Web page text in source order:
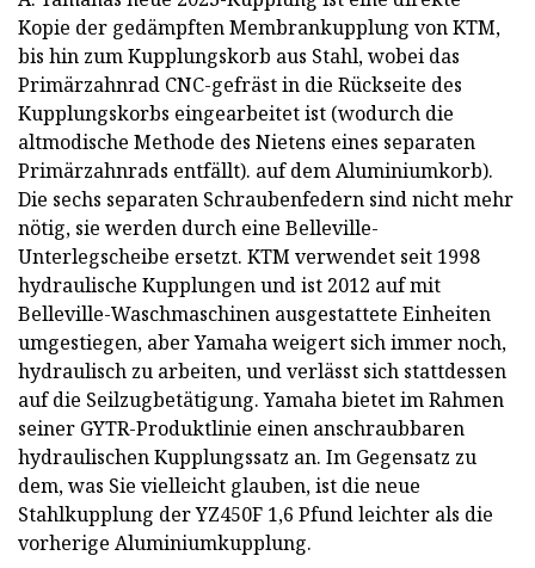
Kopie der gedämpften Membrankupplung von KTM,
bis hin zum Kupplungskorb aus Stahl, wobei das
Primärzahnrad CNC-gefräst in die Rückseite des
Kupplungskorbs eingearbeitet ist (wodurch die
altmodische Methode des Nietens eines separaten
Primärzahnrads entfällt). auf dem Aluminiumkorb).
Die sechs separaten Schraubenfedern sind nicht mehr
nötig, sie werden durch eine Belleville-
Unterlegscheibe ersetzt. KTM verwendet seit 1998
hydraulische Kupplungen und ist 2012 auf mit
Belleville-Waschmaschinen ausgestattete Einheiten
umgestiegen, aber Yamaha weigert sich immer noch,
hydraulisch zu arbeiten, und verlässt sich stattdessen
auf die Seilzugbetätigung. Yamaha bietet im Rahmen
seiner GYTR-Produktlinie einen anschraubbaren
hydraulischen Kupplungssatz an. Im Gegensatz zu
dem, was Sie vielleicht glauben, ist die neue
Stahlkupplung der YZ450F 1,6 Pfund leichter als die
vorherige Aluminiumkupplung.